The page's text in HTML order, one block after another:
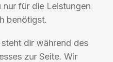
nur für die Leistungen
benötigst.
dir während des
zur Seite. Wir